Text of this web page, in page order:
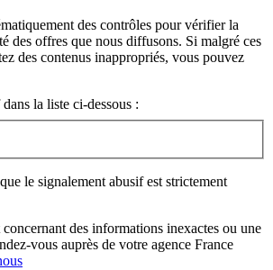
des contrôles pour vérifier la
des offres que nous diffusons. Si malgré ces
des contenus inappropriés, vous pouvez
la liste ci-dessous :
le signalement abusif est strictement
des informations inexactes ou une
vous auprès de votre agence France